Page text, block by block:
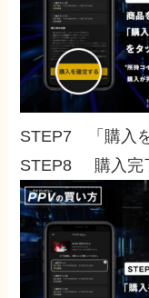
STEP7 「購入
STEP8 購入完